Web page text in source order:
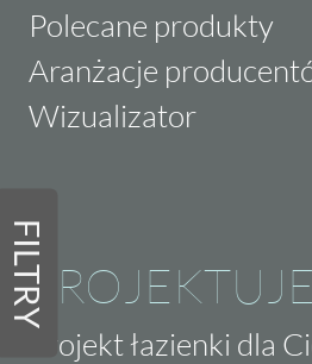
FILTRY
Polecane produkty
Aranżacje
Wizualizator
Projekt łazienki dla